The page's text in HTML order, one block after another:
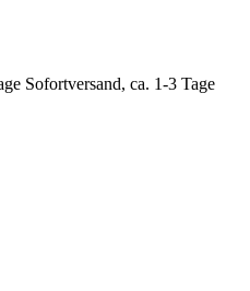
Sofortversand, ca. 1-3 Tage